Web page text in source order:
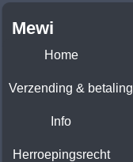
Mewi
Home
Verzending & betaling
Info
Herroepingsrecht